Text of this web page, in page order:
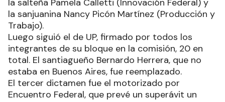
la salteña Pamela Calletti (Innovación Federal) y
la sanjuanina Nancy Picón Martínez (Producción y
Trabajo).
Luego siguió el de UP, firmado por todos los
integrantes de su bloque en la comisión, 20 en
total. El santiagueño Bernardo Herrera, que no
estaba en Buenos Aires, fue reemplazado.
El tercer dictamen fue el motorizado por
Encuentro Federal, que prevé un superávit un